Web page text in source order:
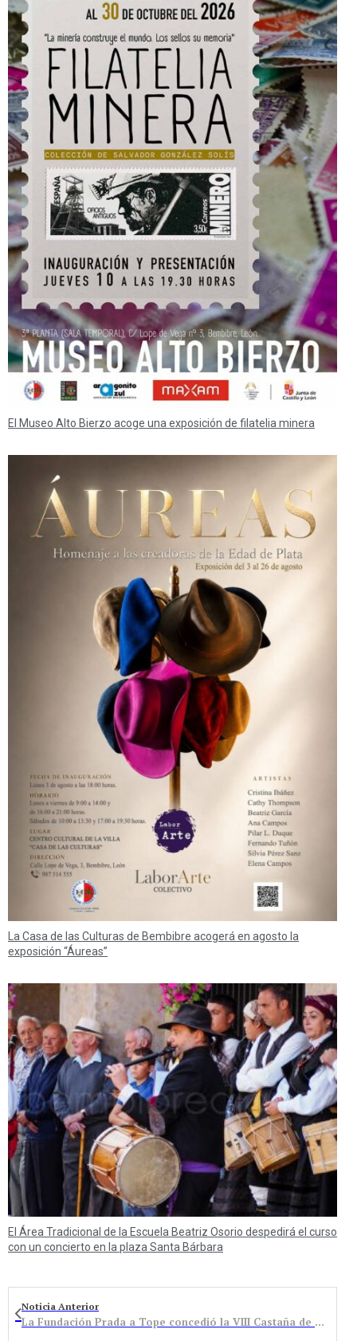
El Museo Alto Bierzo acoge una exposición de filatelia minera
La Casa de las Culturas de Bembibre acogerá en agosto la
exposición “Áureas”
El Área Tradicional de la Escuela Beatriz Osorio despedirá el curso
con un concierto en la plaza Santa Bárbara
Noticia Anterior
La Fundación Prada a Tope concedió la VIII Castaña de Oro, al periodista José Antonio Álvarez Gundín